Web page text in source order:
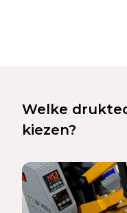
Welke
kiezen?